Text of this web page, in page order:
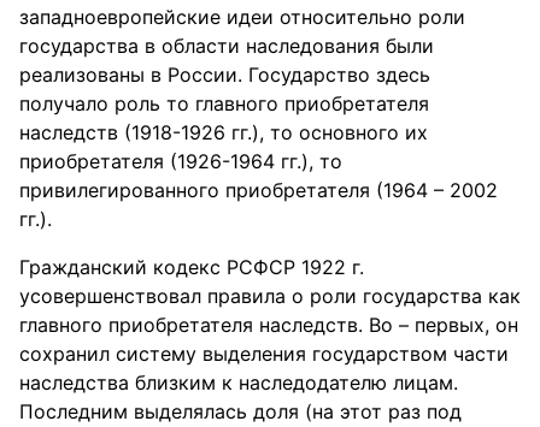
западноевропейские идеи относительно роли
государства в области наследования были
реализованы в России. Государство здесь
получало роль то главного приобретателя
наследств (1918-1926 гг.), то основного их
приобретателя (1926-1964 гг.), то
привилегированного приобретателя (1964 – 2002
гг.).
Гражданский кодекс РСФСР 1922 г.
усовершенствовал правила о роли государства как
главного приобретателя наследств. Во – первых, он
сохранил систему выделения государством части
наследства близким к наследодателю лицам.
Последним выделялась доля (на этот раз под